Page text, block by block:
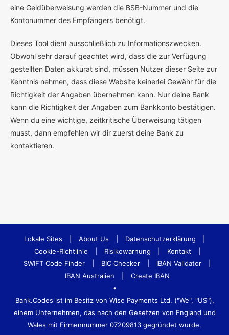
eine Geldüberweisung werden die BSB-Nummer und die
Kontonummer des Empfängers benötigt.
Dieses Tool dient ausschließlich zu Informationszwecken.
Obwohl sehr darauf geachtet wird, dass die zur Verfügung
gestellten Daten akkurat sind, müssen Nutzer dieser Seite zur
Kenntnis nehmen, dass diese Website keinerlei Gewähr für die
Richtigkeit der Angaben übernehmen kann. Nur deine Bank
kann die Richtigkeit der Angaben zum Bankkonto bestätigen.
Wenn du eine wichtige, zeitkritische Überweisung tätigen
musst, dann empfehlen wir dir zuerst deine Bank zu
kontaktieren.
Lokale Sites About Us Datenschutzerklärung
Cookie-Richtlinie
Risikowarnung Kontakt
SWIFT Code Finder
BIC Checker IBAN Validator
IBAN Australien
Create IBAN
•
Bank.Codes ist im Besitz von Wise Payments Ltd. ("We", "US"),
einem Unternehmen, das nach den Gesetzen von England und
Wales mit Firmennummer 07209813 gegründet wurde.